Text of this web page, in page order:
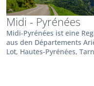
Midi - Pyrénées
Midi-Pyrénées ist eine
aus den Départements
Lot, Hautes-Pyrénées,